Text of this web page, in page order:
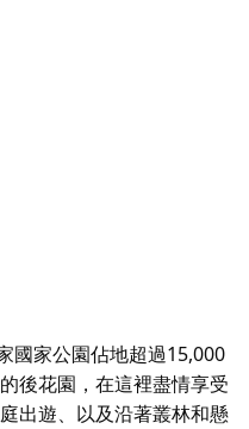
國家公園佔地超過15,000
後花園，在這裡盡情享受
出遊、以及沿著叢林和懸